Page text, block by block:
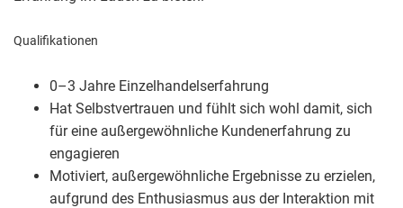
Qualifikationen
0–3 Jahre Einzelhandelserfahrung
Hat Selbstvertrauen und fühlt sich wohl damit, sich
für eine außergewöhnliche Kundenerfahrung zu
engagieren
Motiviert, außergewöhnliche Ergebnisse zu erzielen,
aufgrund des Enthusiasmus aus der Interaktion mit